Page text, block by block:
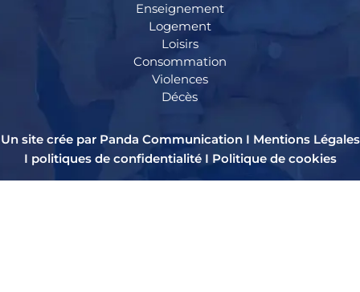
Enseignement
Logement
Loisirs
Consommation
Violences
Décès
Un site crée par Panda Communication I Mentions Légales
I politiques de confidentialitéI Politique de cookies